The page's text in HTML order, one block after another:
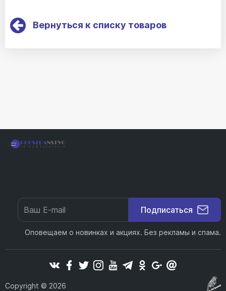
Вернуться к списку товаров
Подписаться
Оповещаем о новинках и акциях. Без рекламы и спама.
Copyright © 2026